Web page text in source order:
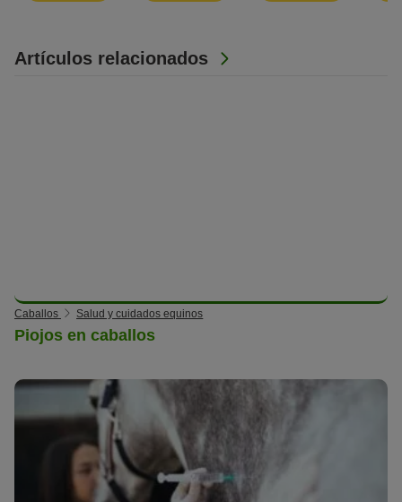
Artículos relacionados
Caballos Salud y cuidados equinos
Piojos en caballos